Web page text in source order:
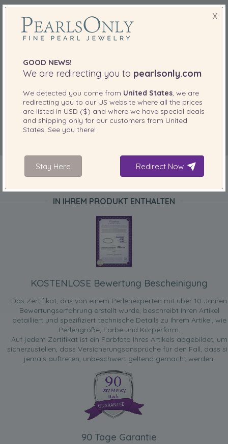
IN IHREM PRODUKT ENTHALTEN
KOSTENLOSE Bewertung Bescheinigung
Das Zertifikat, das von einem Perlenexperten mit über 10 Jahren
Bewertungserfahrung erstellt wurde, beschreibt Ihren Artikel
detailliert und spezifiziert technische Details zu Ihrem Artikel, wie
Perlengröße, Farbe und Körperform.
Auf jedem Zertifikat ist ein Farbfoto Ihres Artikels abgebildet, um
sicherzustellen, dass Versicherungsansprüche für den Fall, dass
jemals auftreten, unbeschwert geltend gemacht werden.
90 Tage Garantie
X
GOOD NEWS!
We are redirecting you to pearlsonly.com
We detected you come from United States, we are
redirecting you to our US website where all the prices
are listed in USD ($) and where we have special deals
and shipping only for our customers from United
States. See you there!
Stay Here Redirect Now